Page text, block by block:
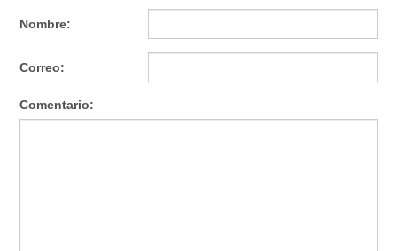
Nombre:
Correo:
Comentario: